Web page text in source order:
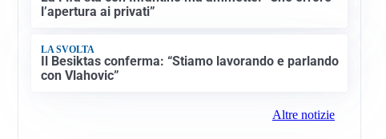
l’apertura ai privati”
LA SVOLTA
Il Besiktas conferma: “Stiamo lavorando e parlando
con Vlahovic”
Altre notizie